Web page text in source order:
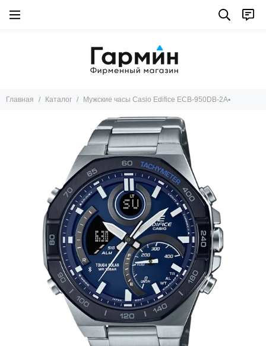
Главная Каталог Мужские часы Casio Edifice ECB-950DB-2A▪